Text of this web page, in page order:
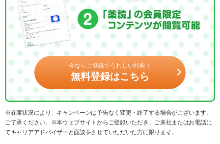
今ならご登録でうれしい特典！
無料登録はこちら
※在庫状況により、キャンペーンは予告なく変更・終了する場合がございます。
ご了承ください。※本ウェブサイトからご登録いただき、ご来社またはお電話に
てキャリアアドバイザーと面談をさせていただいた方に限ります。